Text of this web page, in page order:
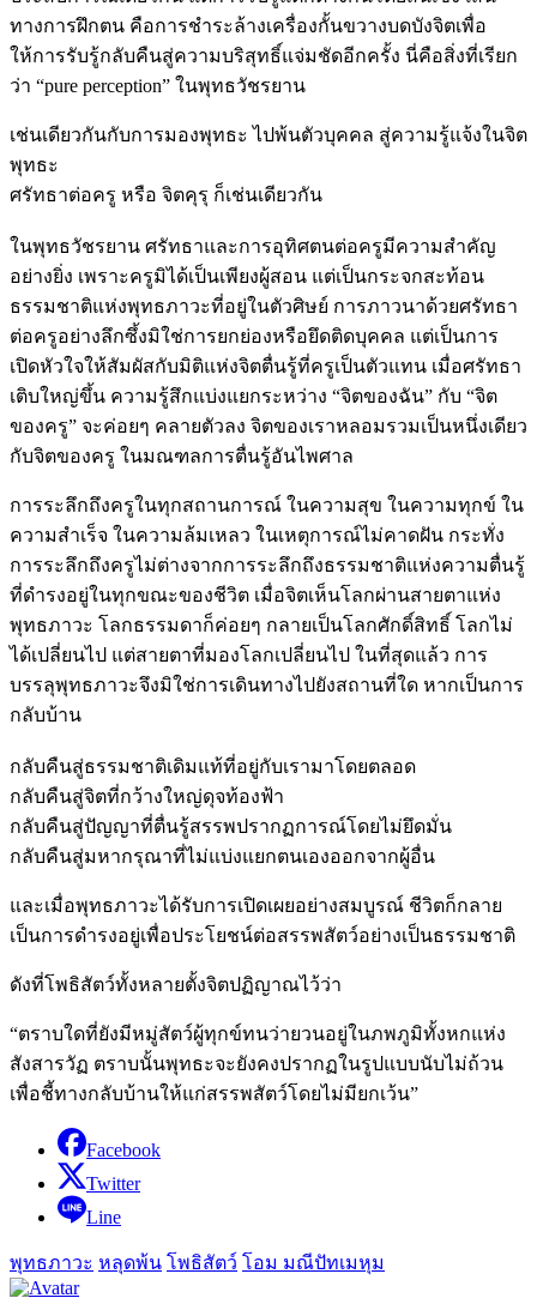
ทางการฝึกตน คือการชำระล้างเครื่องกั้นขวางบดบังจิตเพื่อ
ให้การรับรู้กลับคืนสู่ความบริสุทธิ์แจ่มชัดอีกครั้ง นี่คือสิ่งที่เรียก
ว่า “pure perception” ในพุทธวัชรยาน
เช่นเดียวกันกับการมองพุทธะ ไปพ้นตัวบุคคล สู่ความรู้แจ้งในจิต
พุทธะ
ศรัทธาต่อครู หรือ จิตคุรุ ก็เช่นเดียวกัน
ในพุทธวัชรยาน ศรัทธาและการอุทิศตนต่อครูมีความสำคัญ
อย่างยิ่ง เพราะครูมิได้เป็นเพียงผู้สอน แต่เป็นกระจกสะท้อน
ธรรมชาติแห่งพุทธภาวะที่อยู่ในตัวศิษย์ การภาวนาด้วยศรัทธา
ต่อครูอย่างลึกซึ้งมิใช่การยกย่องหรือยึดติดบุคคล แต่เป็นการ
เปิดหัวใจให้สัมผัสกับมิติแห่งจิตตื่นรู้ที่ครูเป็นตัวแทน เมื่อศรัทธา
เติบใหญ่ขึ้น ความรู้สึกแบ่งแยกระหว่าง “จิตของฉัน” กับ “จิต
ของครู” จะค่อยๆ คลายตัวลง จิตของเราหลอมรวมเป็นหนึ่งเดียว
กับจิตของครู ในมณฑลการตื่นรู้อันไพศาล
การระลึกถึงครูในทุกสถานการณ์ ในความสุข ในความทุกข์ ใน
ความสำเร็จ ในความล้มเหลว ในเหตุการณ์ไม่คาดฝัน กระทั่ง
การระลึกถึงครูไม่ต่างจากการระลึกถึงธรรมชาติแห่งความตื่นรู้
ที่ดำรงอยู่ในทุกขณะของชีวิต เมื่อจิตเห็นโลกผ่านสายตาแห่ง
พุทธภาวะ โลกธรรมดาก็ค่อยๆ กลายเป็นโลกศักดิ์สิทธิ์ โลกไม่
ได้เปลี่ยนไป แต่สายตาที่มองโลกเปลี่ยนไป ในที่สุดแล้ว การ
บรรลุพุทธภาวะจึงมิใช่การเดินทางไปยังสถานที่ใด หากเป็นการ
กลับบ้าน
กลับคืนสู่ธรรมชาติเดิมแท้ที่อยู่กับเรามาโดยตลอด
กลับคืนสู่จิตที่กว้างใหญ่ดุจท้องฟ้า
กลับคืนสู่ปัญญาที่ตื่นรู้สรรพปรากฏการณ์โดยไม่ยึดมั่น
กลับคืนสู่มหากรุณาที่ไม่แบ่งแยกตนเองออกจากผู้อื่น
และเมื่อพุทธภาวะได้รับการเปิดเผยอย่างสมบูรณ์ ชีวิตก็กลาย
เป็นการดำรงอยู่เพื่อประโยชน์ต่อสรรพสัตว์อย่างเป็นธรรมชาติ
ดังที่โพธิสัตว์ทั้งหลายตั้งจิตปฏิญาณไว้ว่า
“ตราบใดที่ยังมีหมู่สัตว์ผู้ทุกข์ทนว่ายวนอยู่ในภพภูมิทั้งหกแห่ง
สังสารวัฏ ตราบนั้นพุทธะจะยังคงปรากฏในรูปแบบนับไม่ถ้วน
เพื่อชี้ทางกลับบ้านให้แก่สรรพสัตว์โดยไม่มียกเว้น”
Facebook
Twitter
Line
พุทธภาวะ หลุดพ้น โพธิสัตว์ โอม มณีปัทเมหุม